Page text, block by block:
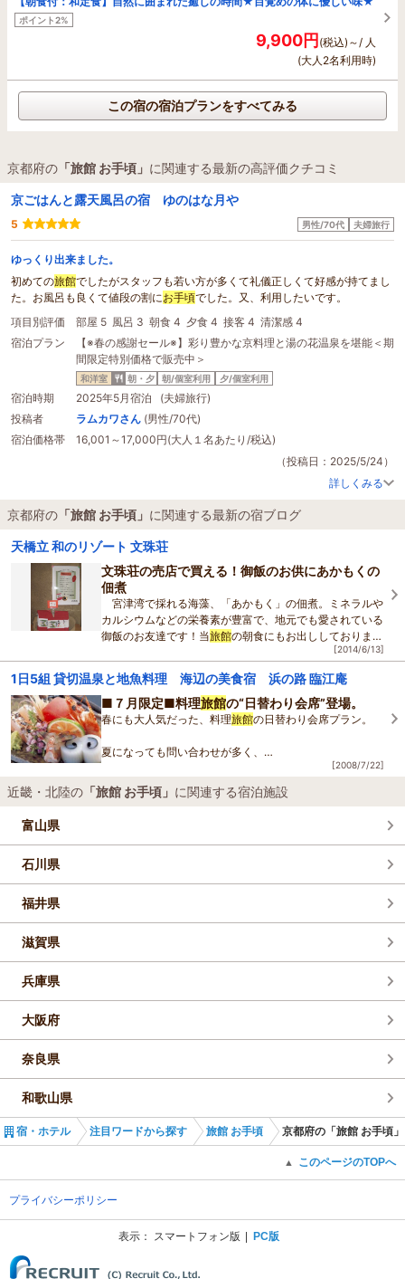
ポイント2%
9,900円(税込)～/ 人
(大人2名利用時)
この宿の宿泊プランをすべてみる
京都府の 「旅館 お手頃」 に関連する最新の高評価クチコミ
京ごはんと露天風呂の宿 ゆのはな月や
5 男性/70代 夫婦旅行
ゆっくり出来ました。
初めての旅館でしたがスタッフも若い方が多くて礼儀正しくて好感が持てまし
た。お風呂も良くて値段の割にお手頃でした。又、利用したいです。
項目別評価
部屋 5 風呂 3 朝食 4 夕食 4 接客 4 清潔感 4
宿泊プラン
【※春の感謝セール※】彩り豊かな京料理と湯の花温泉を堪能＜期
間限定特別価格で販売中＞
和洋室 朝・夕 朝/個室利用 夕/個室利用
宿泊時期
2025年5月宿泊 (夫婦旅行)
投稿者
ラムカワさん (男性/70代)
宿泊価格帯
16,001～17,000円(大人１名あたり/税込)
（投稿日：2025/5/24）
詳しくみる
京都府の 「旅館 お手頃」 に関連する最新の宿ブログ
天橋立 和のリゾート 文珠荘
文珠荘の売店で買える！御飯のお供にあかもくの
佃煮
宮津湾で採れる海藻、「あかもく」の佃煮。ミネラルや
カルシウムなどの栄養素が豊富で、地元でも愛されている
御飯のお友達です！当旅館の朝食にもお出ししております
[2014/6/13]
1日5組 貸切温泉と地魚料理 海辺の美食宿 浜の路 臨江庵
■７月限定■料理旅館の“日替わり会席”登場。
春にも大人気だった、料理旅館の日替わり会席プラン。
夏になっても問い合わせが多く、
急遽、７月限定 で登場です。
[2008/7/22]
近畿・北陸の 「旅館 お手頃」 に関連する宿泊施設
富山県
石川県
福井県
滋賀県
兵庫県
大阪府
奈良県
和歌山県
宿・ホテル 注目ワードから探す 旅館 お手頃 京都府の「旅館 お手頃」
▲ このページのTOPへ
プライバシーポリシー
表示： スマートフォン版 PC版